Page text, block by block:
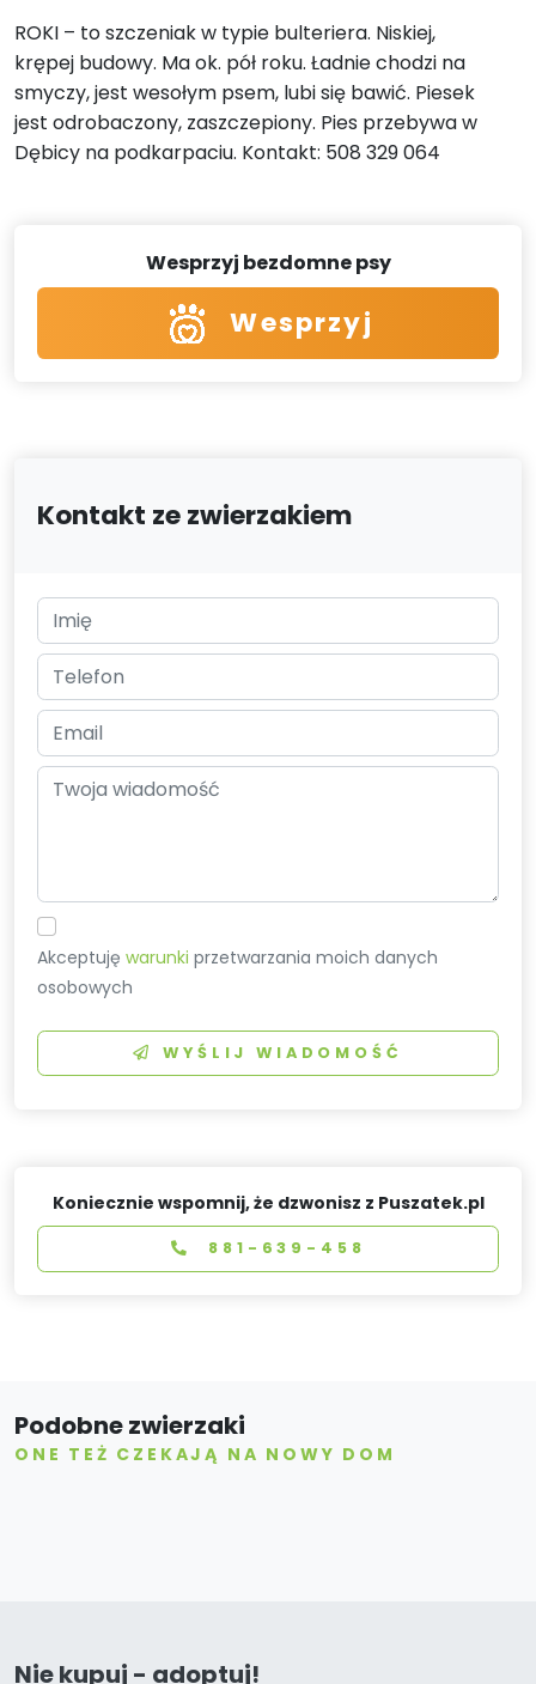
ROKI – to szczeniak w typie bulteriera. Niskiej,
krępej budowy. Ma ok. pół roku. Ładnie chodzi na
smyczy, jest wesołym psem, lubi się bawić. Piesek
jest odrobaczony, zaszczepiony. Pies przebywa w
Dębicy na podkarpaciu. Kontakt: 508 329 064
Wesprzyj bezdomne psy
Wesprzyj
Kontakt ze zwierzakiem
Akceptujęwarunki przetwarzania moich danych
osobowych
WYŚLIJ WIADOMOŚĆ
Koniecznie wspomnij, że dzwonisz z Puszatek.pl
881-639-458
Podobne zwierzaki
ONE TEŻ CZEKAJĄ NA NOWY DOM
Nie kupuj - adoptuj!